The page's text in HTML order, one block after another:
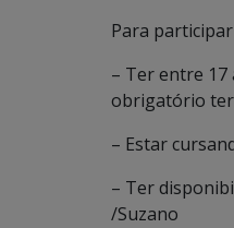
Para
– Ter entre 17
obrigatório ter
– Estar
– Ter
/Suzano